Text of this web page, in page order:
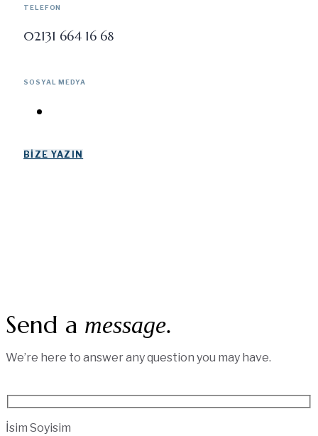
TELEFON
02131 664 16 68
SOSYAL MEDYA
BIZE YAZIN
Send a message.
We’re here to answer any question you may have.
İsim Soyisim